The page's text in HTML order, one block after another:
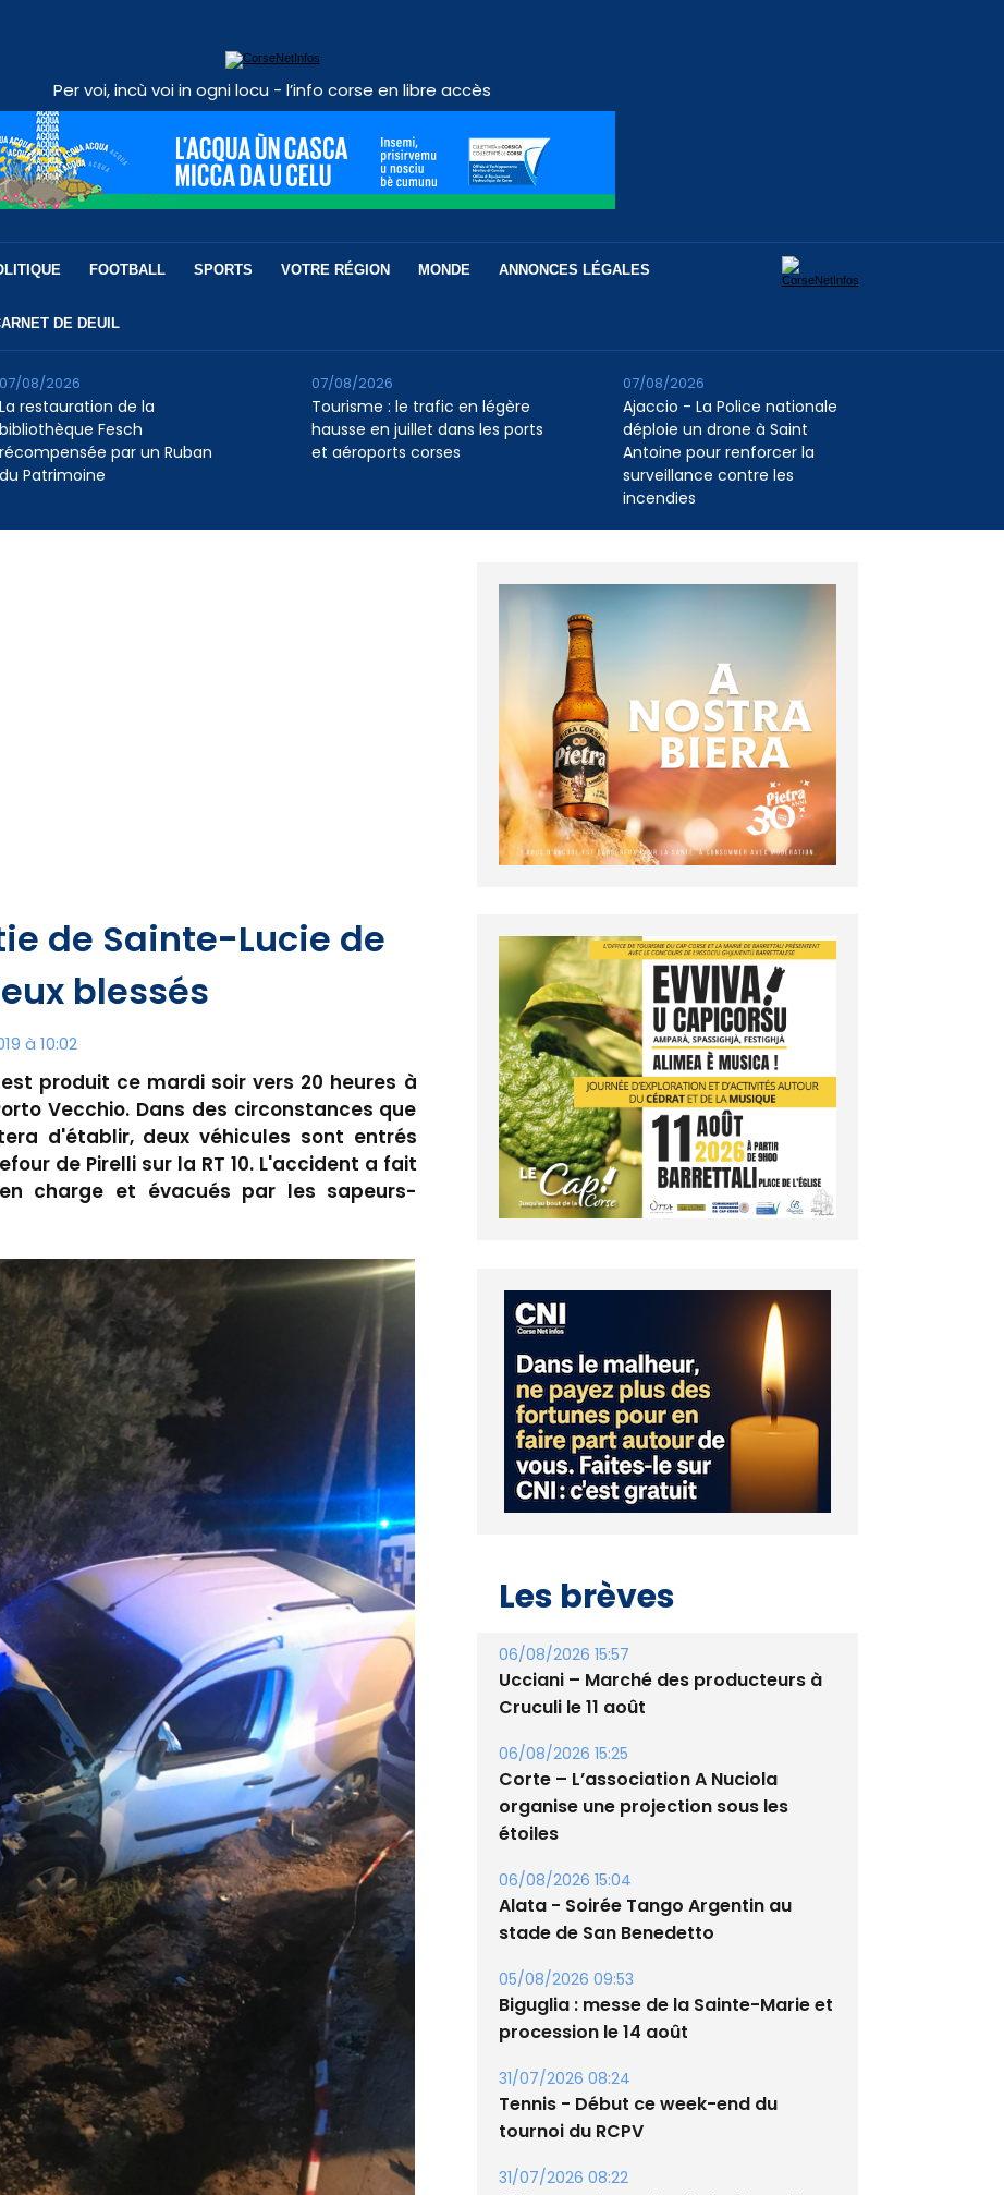
Per voi, incù voi in ogni locu - l’info corse en libre accès
FOOTBALL SPORTS VOTRE RÉGION MONDE ANNONCES LÉGALES
DE DEUIL
La restauration de la
bibliothèque Fesch
récompensée par un Ruban
du Patrimoine
07/08/2026
Tourisme : le trafic en légère
hausse en juillet dans les ports
et aéroports corses
07/08/2026
Ajaccio - La Police nationale
déploie un drone à Saint
Antoine pour renforcer la
surveillance contre les
incendies
07/08/2026
de Sainte-Lucie de
blessés
à 10:02
produit ce mardi soir vers 20 heures à
Vecchio. Dans des circonstances que
d'établir, deux véhicules sont entrés
de Pirelli sur la RT 10. L'accident a fait
charge et évacués par les sapeurs-
Les brèves
06/08/2026 15:57
Cruculi le 11 août
06/08/2026 15:25
Corte – L’association A Nuciola
étoiles
06/08/2026 15:04
stade de San Benedetto
05/08/2026 09:53
procession le 14 août
31/07/2026 08:24
tournoi du RCPV